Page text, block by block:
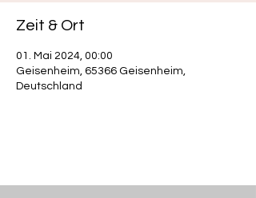
Zeit & Ort
01. Mai 2024, 00:00
Geisenheim, 65366 Geisenheim,
Deutschland